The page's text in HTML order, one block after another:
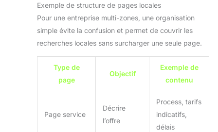
Exemple de structure de pages locales
Pour une entreprise multi-zones, une organisation
simple évite la confusion et permet de couvrir les
recherches locales sans surcharger une seule page.
Type de
page
Objectif
Exemple de
contenu
Page service
Décrire
l’offre
Process, tarifs
indicatifs,
délais